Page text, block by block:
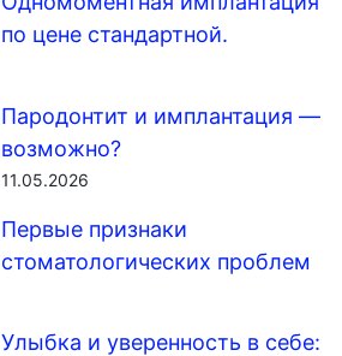
по цене стандартной.
Пародонтит и имплантация —
возможно?
11.05.2026
Первые признаки
стоматологических проблем
Улыбка и уверенность в себе: